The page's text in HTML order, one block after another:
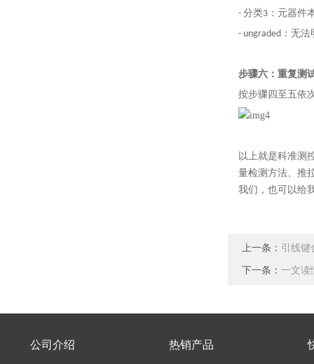
- 分类3：元器件
- ungraded：无
步骤六：重复测
按步骤四至五依
以上就是科准测
量检测方法、推
我们，也可以给
上一条： 引线键
下一条： 一文读
公司介绍 热销产品